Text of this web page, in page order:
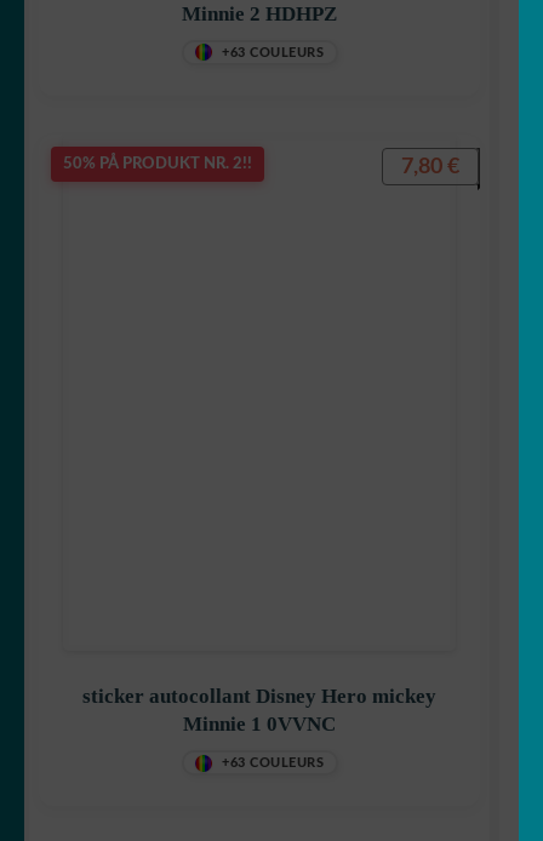
Minnie 2 HDHPZ
+63 COULEURS
50% PÅ PRODUKT NR. 2!!
sticker autocollant Disney Hero mickey
Minnie 1 0VVNC
+63 COULEURS
7,80 €